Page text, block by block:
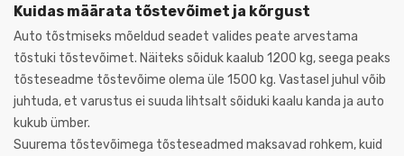
Kuidas määrata tõstevõimet ja kõrgust
Auto tõstmiseks mõeldud seadet valides peate arvestama
tõstuki tõstevõimet. Näiteks sõiduk kaalub 1200 kg, seega peaks
tõsteseadme tõstevõime olema üle 1500 kg. Vastasel juhul võib
juhtuda, et varustus ei suuda lihtsalt sõiduki kaalu kanda ja auto
kukub ümber.
Suurema tõstevõimega tõsteseadmed maksavad rohkem, kuid